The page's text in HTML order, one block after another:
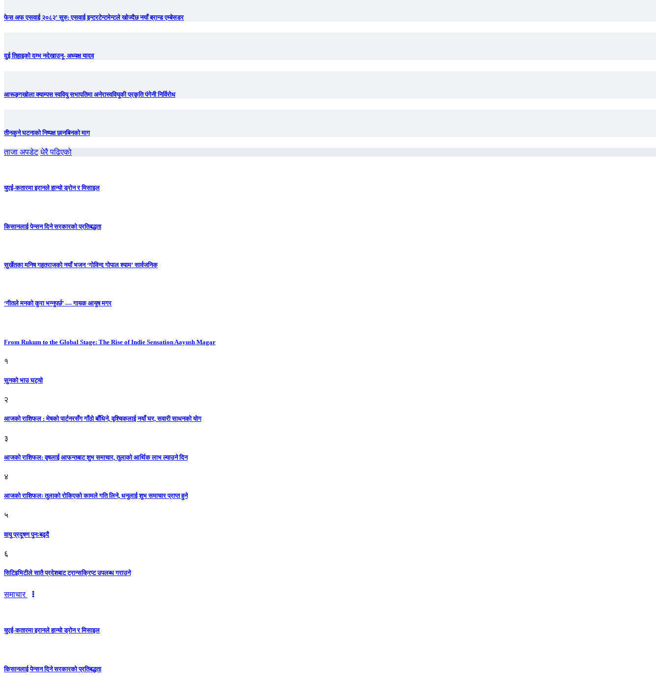
फेस अफ एसवाई २०८२’ सुरु: एसवाई इन्टरटेन्टमेन्टले खोज्दैछ नयाँ ब्रान्ड एम्बेसडर
दुई तिहाइको दम्भ नदेखाउनू- अध्यक्ष यादव
आरूङ्गखोला क्याम्पस स्ववियु सभापतिमा अनेरास्ववियूकी प्रकृति पंगेनी निर्विरोध
तीनकुने घटनाकाे निष्पक्ष छानबिनकाे माग
ताजा अपडेट धेरै पढिएको
युएई-कतारमा इरानले हान्यो ड्रोन र मिसाइल
किसानलाई पेन्सन दिने सरकारको प्रतिबद्धता
सुर्खेतका मनिष गहतराजको नयाँ भजन ‘गोविन्द गोपाल श्याम’ सार्वजनिक
‘गीतले मनको कुरा भन्नुपर्छ’ — गायक आयुष मगर
From Rukum to the Global Stage: The Rise of Indie Sensation Aayush Magar
१
सुनको भाउ घट्याे
२
आजको राशिफल : मेषको पार्टनरसँग गाँठो बाँधिने, वृश्चिकलाई नयाँ घर, सवारी साधनकाे याेग
३
आजकाे राशिफल: वृषलाई आफन्तबाट शुभ समाचार, तुलाकाे आर्थिक लाभ ल्याउने दिन
४
आजको राशिफलः तुलाकाे रोकिएको कामले गति लिने, धनुलाई शुभ समाचार प्राप्त हुने
५
वायु प्रदूषण पुनःबढ्दै
६
सिटिइभिटीले सातै प्रदेशबाट ट्रान्सक्रिप्ट उपलब्ध गराउने
समाचार
युएई-कतारमा इरानले हान्यो ड्रोन र मिसाइल
किसानलाई पेन्सन दिने सरकारको प्रतिबद्धता